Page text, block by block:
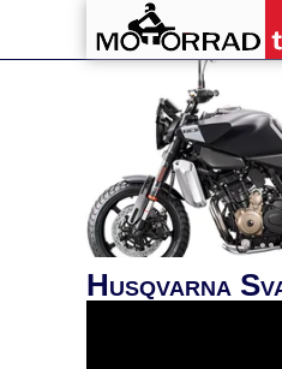
Husqvarna